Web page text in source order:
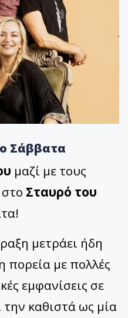
Σάββατα
μαζί με τους
Σταυρό του
μετράει ήδη
πορεία με πολλές
εμφανίσεις σε
καθιστά ως μία